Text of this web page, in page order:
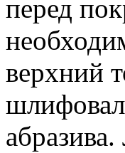
перед
верхний